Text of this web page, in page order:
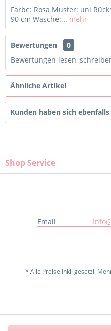
Farbe: Rosa Muster: uni
90 cm Wäsche:... mehr
Bewertungen
0
Bewertungen lesen,
Ähnliche Artikel
Kunden haben sich
Shop Service
Email
* Alle Preise inkl. gesetzl.